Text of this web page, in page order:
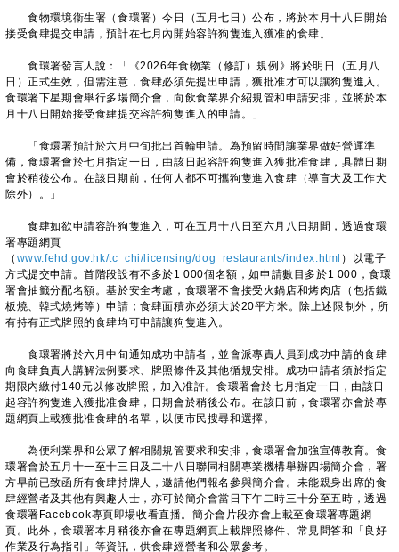
食物環境衞生署（食環署）今日（五月七日）公布，將於本月十八日開始
接受食肆提交申請，預計在七月內開始容許狗隻進入獲准的食肆。
食環署發言人說：「《2026年食物業（修訂）規例》將於明日（五月八
日）正式生效，但需注意，食肆必須先提出申請，獲批准才可以讓狗隻進入。
食環署下星期會舉行多場簡介會，向飲食業界介紹規管和申請安排，並將於本
月十八日開始接受食肆提交容許狗隻進入的申請。」
「食環署預計於六月中旬批出首輪申請。為預留時間讓業界做好營運準
備，食環署會於七月指定一日，由該日起容許狗隻進入獲批准食肆，具體日期
會於稍後公布。在該日期前，任何人都不可攜狗隻進入食肆（導盲犬及工作犬
除外）。」
食肆如欲申請容許狗隻進入，可在五月十八日至六月八日期間，透過食環
署專題網頁
（ www.fehd.gov.hk/tc_chi/licensing/dog_restaurants/index.html ）以電子
方式提交申請。首階段設有不多於1 000個名額，如申請數目多於1 000，食環
署會抽籤分配名額。基於安全考慮，食環署不會接受火鍋店和烤肉店（包括鐵
板燒、韓式燒烤等）申請；食肆面積亦必須大於20平方米。除上述限制外，所
有持有正式牌照的食肆均可申請讓狗隻進入。
食環署將於六月中旬通知成功申請者，並會派專責人員到成功申請的食肆
向食肆負責人講解法例要求、牌照條件及其他循規安排。成功申請者須於指定
期限內繳付140元以修改牌照，加入准許。食環署會於七月指定一日，由該日
起容許狗隻進入獲批准食肆，日期會於稍後公布。在該日前，食環署亦會於專
題網頁上載獲批准食肆的名單，以便市民搜尋和選擇。
為便利業界和公眾了解相關規管要求和安排，食環署會加強宣傳教育。食
環署會於五月十一至十三日及二十八日聯同相關專業機構舉辦四場簡介會，署
方早前已致函所有食肆持牌人，邀請他們報名參與簡介會。未能親身出席的食
肆經營者及其他有興趣人士，亦可於簡介會當日下午二時三十分至五時，透過
食環署Facebook專頁即場收看直播。簡介會片段亦會上載至食環署專題網
頁。此外，食環署本月稍後亦會在專題網頁上載牌照條件、常見問答和「良好
作業及行為指引」等資訊，供食肆經營者和公眾參考。